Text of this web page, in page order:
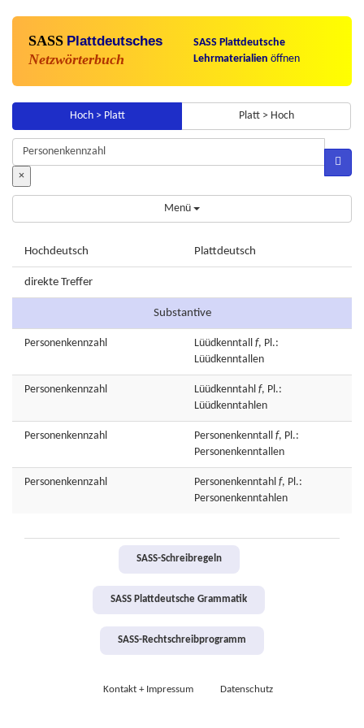
SASS Plattdeutsches
Netzwörterbuch
SASS Plattdeutsche
Lehrmaterialien öffnen
Hoch > Platt Platt > Hoch
×
Menü
Hochdeutsch Plattdeutsch
direkte Treffer
Substantive
Personenkennzahl Lüüdkenntall f, Pl.:
Lüüdkenntallen
Personenkennzahl Lüüdkenntahl f, Pl.:
Lüüdkenntahlen
Personenkennzahl Personenkenntall f, Pl.:
Personenkenntallen
Personenkennzahl Personenkenntahl f, Pl.:
Personenkenntahlen
SASS-Schreibregeln
SASS Plattdeutsche Grammatik
SASS-Rechtschreibprogramm
Kontakt + Impressum Datenschutz